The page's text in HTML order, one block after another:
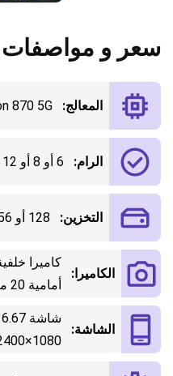
سعر و مواصفات Xiaomi Poco F4
المعالج: 870 5G
الرام: 6 أو 8 أو 12 جيجا
التخزين: 128 أو 256 جيجا
الكاميرا:
أمامية 20 ميجا بكسل
الشاشة:
1080×2400 بكسل – 120Hz